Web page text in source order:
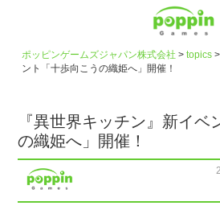
ポッピンゲームズジャパン株式会社 > topics>
ント「十歩向こうの織姫へ」開催！
『異世界キッチン』新イベ
の織姫へ」開催！